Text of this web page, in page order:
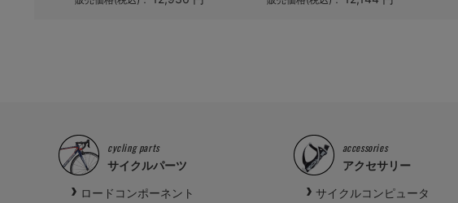
cycling parts
サイクルパーツ
ロードコンポーネント
accessories
アクセサリー
サイクルコンピュータ